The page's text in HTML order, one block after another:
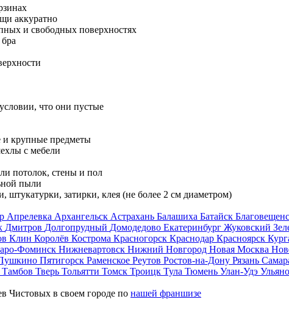
аккуратно
и свободных поверхностях
что они пустые
и крупные предметы
с мебели
потолок, стены и пол
пыли
штукатурки, затирки, клея (не более 2 см диаметром)
Апрелевка Архангельск Астрахань Балашиха Батайск
Дмитров Долгопрудный Домодедово Екатеринбург Жуковский
Клин Королёв Кострома Красногорск Краснодар Красноярск
Фоминск Нижневартовск Нижний Новгород Новая Москва
Пятигорск Раменское Реутов Ростов-на-Дону Рязань
Тамбов Тверь Тольятти Томск Троицк Тула Тюмень Улан-Удэ
Чистовых в своем городе по нашей франшизе